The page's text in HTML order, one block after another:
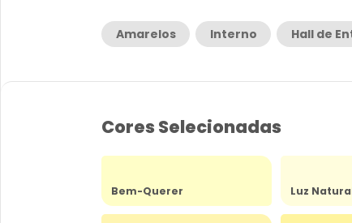
Amarelos Interno Hall de
Cores Selecionadas
Bem-Querer Luz